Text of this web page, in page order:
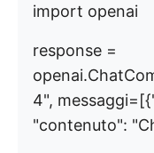
import openai
response =
4",
"contenuto":